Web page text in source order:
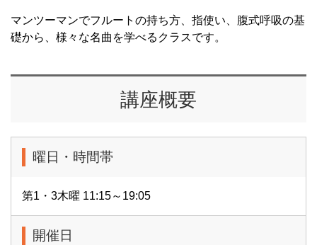
マンツーマンでフルートの持ち方、指使い、腹式呼吸の基
礎から、様々な名曲を学べるクラスです。
講座概要
曜日・時間帯
第1・3木曜 11:15～19:05
開催日